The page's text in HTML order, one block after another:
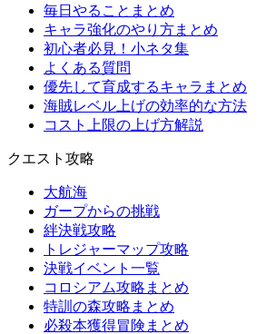
毎日やることまとめ
キャラ強化のやり方まとめ
初心者必見！小ネタ集
よくある質問
優先して育成するキャラまとめ
海賊レベル上げの効率的な方法
コスト上限の上げ方解説
クエスト攻略
大航海
ガープからの挑戦
絆決戦攻略
トレジャーマップ攻略
決戦イベント一覧
コロシアム攻略まとめ
特訓の森攻略まとめ
必殺本獲得冒険まとめ